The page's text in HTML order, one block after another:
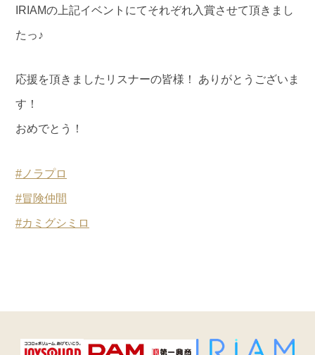
IRIAMの上記イベントにてそれぞれ入賞させて頂きまし
たっ♪
応援を頂きましたリスナーの皆様！ ありがとうございま
す！
おめでとう！
#ノラプロ
#冒険仲間
#カミグシミロ